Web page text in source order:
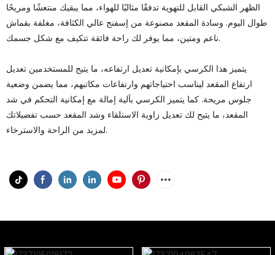
الظهر الشبكي القابل للتهوية تدفقًا مثاليًا للهواء، مما يبقيك منتعشًا ومريحًا
طوال اليوم. وسادة المقعد مصنوعة من إسفنج عالي الكثافة، مغلفة بقماش
ناعم ومتين، مما يوفر لك راحة فائقة تتكيف مع شكل جسمك.
يتميز هذا الكرسي بإمكانية تعديل ارتفاعه، ما يتيح للمستخدمين تعديل
ارتفاع المقعد ليناسب احتياجاتهم وارتفاعات مكاتبهم، مما يضمن وضعية
جلوس مريحة. كما يتميز الكرسي بآلية إمالة مع إمكانية التحكم في شد
المقعد، ما يتيح لك تعديل زاوية الاستلقاء وشد المقعد حسب تفضيلاتك
لمزيد من الراحة والاسترخاء.